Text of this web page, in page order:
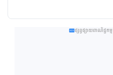
ផ្សព្វផ្សាយពាណិជ្ជកម្ម